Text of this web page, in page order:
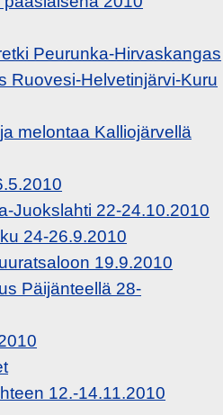
Peurunka-Hirvaskangas
Ruovesi-Helvetinjärvi-Kuru
melontaa Kalliojärvellä
Juokslahti 22-24.10.2010
24-26.9.2010
19.9.2010
Päijänteellä 28-
12.-14.11.2010